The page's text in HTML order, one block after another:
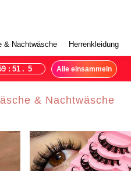
& Nachtwäsche Herrenkleidung
: 48 . 9 Alle einsammeln
& Nachtwäsche